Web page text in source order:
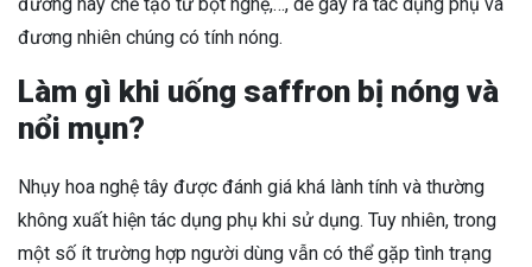
đương nhiên chúng có tính nóng.
Làm gì khi uống saffron bị nóng và
nổi mụn?
Nhụy hoa nghệ tây được đánh giá khá lành tính và thường
không xuất hiện tác dụng phụ khi sử dụng. Tuy nhiên, trong
một số ít trường hợp người dùng vẫn có thể gặp tình trạng